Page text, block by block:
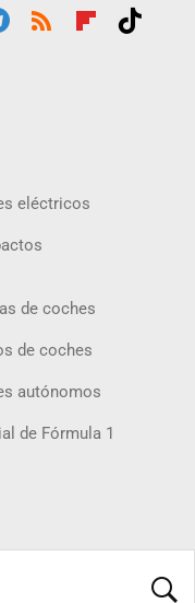
eléctricos
de coches
de coches
autónomos
de Fórmula 1